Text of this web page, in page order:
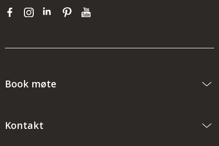
Book møte
Kontakt